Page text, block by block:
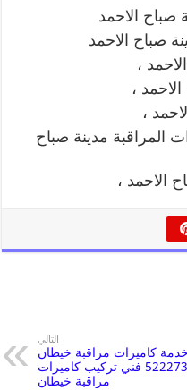
صباح الاحمد
صباح الاحمد
،
،
،
المراقبة مدينة صباح
الاحمد ،
التالي
خدمة كاميرات مراقبة خيطان
52227353 فني تركيب كاميرات
مراقبة خيطان